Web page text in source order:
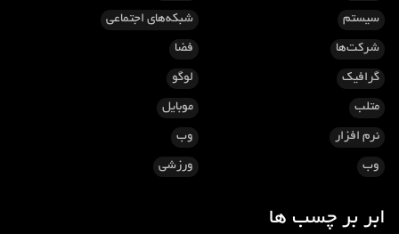
سیستم شبکه‌های اجتماعی
شرکت‌ها فضا
گرافیک لوگو
متلب موبایل
نرم افزار وب
وب ورزشی
ابر بر چسب ها